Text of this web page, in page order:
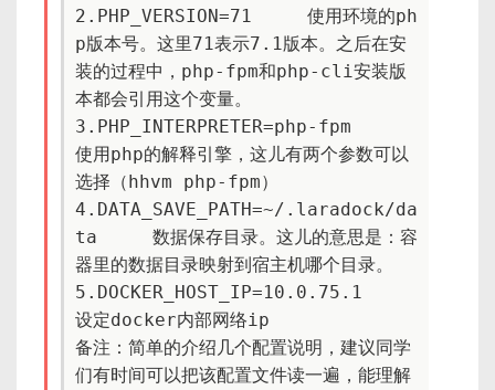
2.PHP_VERSION=71     使用环境的ph
p版本号。这里71表示7.1版本。之后在安
装的过程中，php-fpm和php-cli安装版
本都会引用这个变量。
3.PHP_INTERPRETER=php-fpm
使用php的解释引擎，这儿有两个参数可以
选择（hhvm php-fpm）
4.DATA_SAVE_PATH=~/.laradock/da
ta     数据保存目录。这儿的意思是：容
器里的数据目录映射到宿主机哪个目录。
5.DOCKER_HOST_IP=10.0.75.1
设定docker内部网络ip
备注：简单的介绍几个配置说明，建议同学
们有时间可以把该配置文件读一遍，能理解